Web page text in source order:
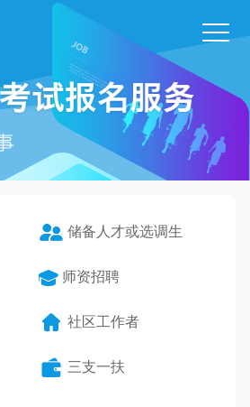
储备人才或选调生
师资招聘
社区工作者
三支一扶